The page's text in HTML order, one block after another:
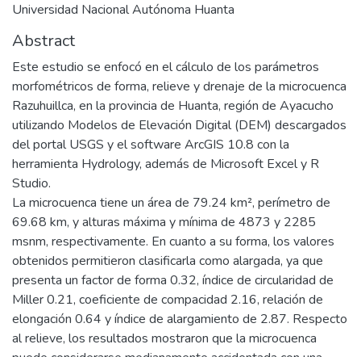
Universidad Nacional Autónoma Huanta
Abstract
Este estudio se enfocó en el cálculo de los parámetros
morfométricos de forma, relieve y drenaje de la microcuenca
Razuhuillca, en la provincia de Huanta, región de Ayacucho
utilizando Modelos de Elevación Digital (DEM) descargados
del portal USGS y el software ArcGIS 10.8 con la
herramienta Hydrology, además de Microsoft Excel y R
Studio.
La microcuenca tiene un área de 79.24 km², perímetro de
69.68 km, y alturas máxima y mínima de 4873 y 2285
msnm, respectivamente. En cuanto a su forma, los valores
obtenidos permitieron clasificarla como alargada, ya que
presenta un factor de forma 0.32, índice de circularidad de
Miller 0.21, coeficiente de compacidad 2.16, relación de
elongación 0.64 y índice de alargamiento de 2.87. Respecto
al relieve, los resultados mostraron que la microcuenca